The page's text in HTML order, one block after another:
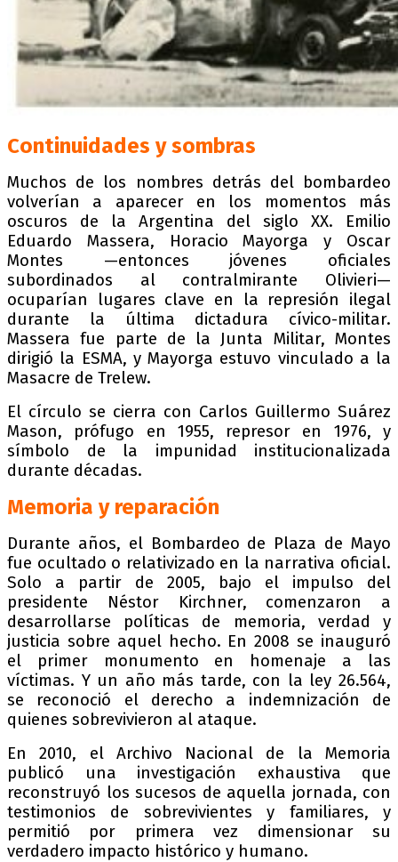
Continuidades y sombras
Muchos de los nombres detrás del bombardeo
volverían a aparecer en los momentos más
oscuros de la Argentina del siglo XX. Emilio
Eduardo Massera, Horacio Mayorga y Oscar
Montes —entonces jóvenes oficiales
subordinados al contralmirante Olivieri—
ocuparían lugares clave en la represión ilegal
durante la última dictadura cívico-militar.
Massera fue parte de la Junta Militar, Montes
dirigió la ESMA, y Mayorga estuvo vinculado a la
Masacre de Trelew.
El círculo se cierra con Carlos Guillermo Suárez
Mason, prófugo en 1955, represor en 1976, y
símbolo de la impunidad institucionalizada
durante décadas.
Memoria y reparación
Durante años, el Bombardeo de Plaza de Mayo
fue ocultado o relativizado en la narrativa oficial.
Solo a partir de 2005, bajo el impulso del
presidente Néstor Kirchner, comenzaron a
desarrollarse políticas de memoria, verdad y
justicia sobre aquel hecho. En 2008 se inauguró
el primer monumento en homenaje a las
víctimas. Y un año más tarde, con la ley 26.564,
se reconoció el derecho a indemnización de
quienes sobrevivieron al ataque.
En 2010, el Archivo Nacional de la Memoria
publicó una investigación exhaustiva que
reconstruyó los sucesos de aquella jornada, con
testimonios de sobrevivientes y familiares, y
permitió por primera vez dimensionar su
verdadero impacto histórico y humano.